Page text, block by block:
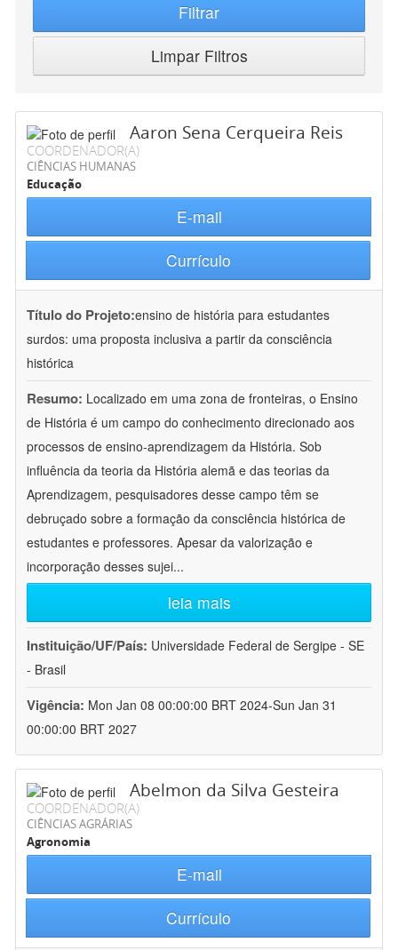
Filtrar
Limpar Filtros
Aaron Sena Cerqueira Reis
COORDENADOR(A)
CIÊNCIAS HUMANAS
Educação
E-mail
Currículo
Título do Projeto:ensino de história para estudantes
surdos: uma proposta inclusiva a partir da consciência
histórica
Resumo: Localizado em uma zona de fronteiras, o Ensino
de História é um campo do conhecimento direcionado aos
processos de ensino-aprendizagem da História. Sob
influência da teoria da História alemã e das teorias da
Aprendizagem, pesquisadores desse campo têm se
debruçado sobre a formação da consciência histórica de
estudantes e professores. Apesar da valorização e
incorporação desses sujei...
leia mais
Instituição/UF/País: Universidade Federal de Sergipe - SE
- Brasil
Vigência: Mon Jan 08 00:00:00 BRT 2024-Sun Jan 31
00:00:00 BRT 2027
Abelmon da Silva Gesteira
COORDENADOR(A)
CIÊNCIAS AGRÁRIAS
Agronomia
E-mail
Currículo